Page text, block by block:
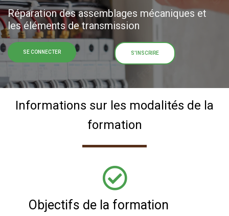
Réparation des assemblages mécaniques et
les éléments de transmission
SE CONNECTER S'INSCRIRE
Informations sur les modalités de la
formation
Objectifs de la formation